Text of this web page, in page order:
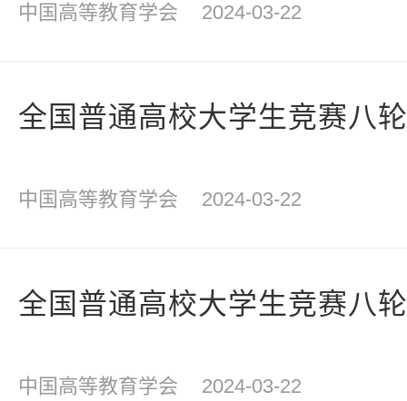
中国高等教育学会 2024-03-22
全国普通高校大学生竞赛八
中国高等教育学会 2024-03-22
全国普通高校大学生竞赛八
中国高等教育学会 2024-03-22